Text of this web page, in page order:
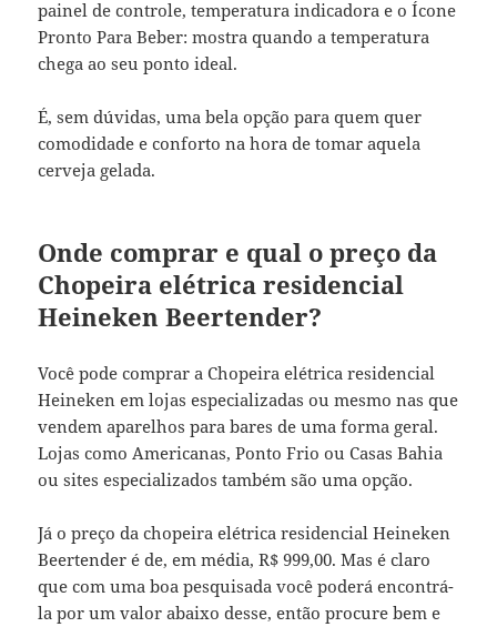
painel de controle, temperatura indicadora e o Ícone
Pronto Para Beber: mostra quando a temperatura
chega ao seu ponto ideal.
É, sem dúvidas, uma bela opção para quem quer
comodidade e conforto na hora de tomar aquela
cerveja gelada.
Onde comprar e qual o preço da
Chopeira elétrica residencial
Heineken Beertender?
Você pode comprar a Chopeira elétrica residencial
Heineken em lojas especializadas ou mesmo nas que
vendem aparelhos para bares de uma forma geral.
Lojas como Americanas, Ponto Frio ou Casas Bahia
ou sites especializados também são uma opção.
Já o preço da chopeira elétrica residencial Heineken
Beertender é de, em média, R$ 999,00. Mas é claro
que com uma boa pesquisada você poderá encontrá-
la por um valor abaixo desse, então procure bem e